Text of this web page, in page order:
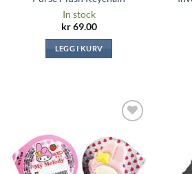
In stock
kr69.00
LEGG I KURV
ønskeliste